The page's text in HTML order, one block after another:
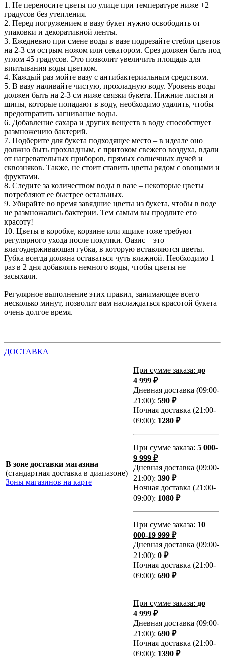
1. Не переносите цветы по улице при температуре ниже +2
градусов без утепления.
2. Перед погружением в вазу букет нужно освободить от
упаковки и декоративной ленты.
3. Ежедневно при смене воды в вазе подрезайте стебли цветов
на 2-3 см острым ножом или секатором. Срез должен быть под
углом 45 градусов. Это позволит увеличить площадь для
впитывания воды цветком.
4. Каждый раз мойте вазу с антибактериальным средством.
5. В вазу наливайте чистую, прохладную воду. Уровень воды
должен быть на 2-3 см ниже связки букета. Нижние листья и
шипы, которые попадают в воду, необходимо удалить, чтобы
предотвратить загнивание воды.
6. Добавление сахара и других веществ в воду способствует
размножению бактерий.
7. Подберите для букета подходящее место – в идеале оно
должно быть прохладным, с притоком свежего воздуха, вдали
от нагревательных приборов, прямых солнечных лучей и
сквозняков. Также, не стоит ставить цветы рядом с овощами и
фруктами.
8. Следите за количеством воды в вазе – некоторые цветы
потребляют ее быстрее остальных.
9. Убирайте во время завядшие цветы из букета, чтобы в воде
не размножались бактерии. Тем самым вы продлите его
красоту!
10. Цветы в коробке, корзине или ящике тоже требуют
регулярного ухода после покупки. Оазис – это
влагоудерживающая губка, в которую вставляются цветы.
Губка всегда должна оставаться чуть влажной. Необходимо 1
раз в 2 дня добавлять немного воды, чтобы цветы не
засыхали.
Регулярное выполнение этих правил, занимающее всего
несколько минут, позволит вам наслаждаться красотой букета
очень долгое время.
ДОСТАВКА
В зоне доставки магазина
(стандартная доставка в диапазоне)
Зоны магазинов на карте
При сумме заказа: до
4 999 ₽
Дневная доставка (09:00-
21:00): 590 ₽
Ночная доставка (21:00-
09:00): 1280 ₽
При сумме заказа: 5 000-
9 999 ₽
Дневная доставка (09:00-
21:00): 390 ₽
Ночная доставка (21:00-
09:00): 1080 ₽
При сумме заказа: 10
000-19 999 ₽
Дневная доставка (09:00-
21:00): 0 ₽
Ночная доставка (21:00-
09:00): 690 ₽
При сумме заказа: до
4 999 ₽
Дневная доставка (09:00-
21:00): 690 ₽
Ночная доставка (21:00-
09:00): 1390 ₽